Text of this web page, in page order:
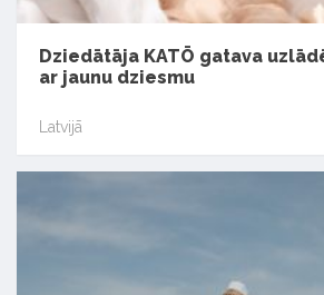
Dziedātāja KATŌ gatava
ar jaunu dziesmu
Latvijā